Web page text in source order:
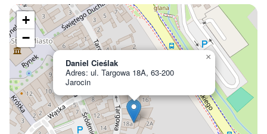
Daniel Cieślak
Adres: ul. Targowa 18A, 63-200
Jarocin
×
+
−